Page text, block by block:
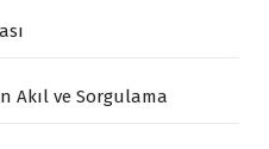
Akıl ve Sorgulama